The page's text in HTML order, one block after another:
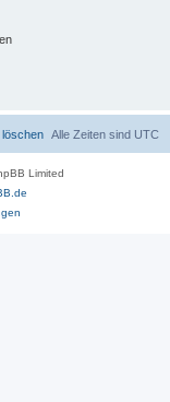
Alle Zeiten sind UTC
löschen
Limited